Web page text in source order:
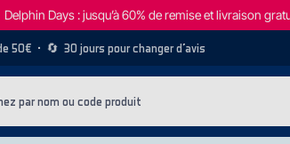
Delphin Days : jusqu’à 60% de remise et livraison
50€ • 🔄 30 jours pour changer d’avis